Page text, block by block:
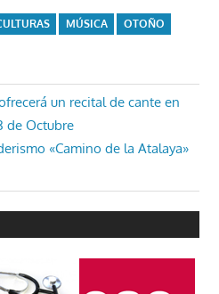
MÚSICA
OTOÑO
un recital de cante en
de Octubre
«Camino de la Atalaya»